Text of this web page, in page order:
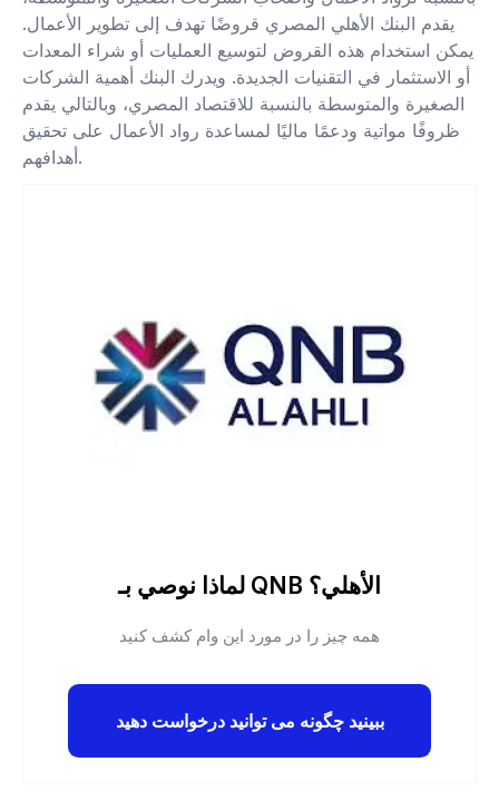
يقدم البنك الأهلي المصري قروضًا تهدف إلى تطوير الأعمال.
يمكن استخدام هذه القروض لتوسيع العمليات أو شراء المعدات
أو الاستثمار في التقنيات الجديدة. ويدرك البنك أهمية الشركات
الصغيرة والمتوسطة بالنسبة للاقتصاد المصري، وبالتالي يقدم
ظروفًا مواتية ودعمًا ماليًا لمساعدة رواد الأعمال على تحقيق
أهدافهم.
لماذا نوصي بـ QNB الأهلي؟
همه چیز را در مورد این وام کشف کنید
ببینید چگونه می توانید درخواست دهید